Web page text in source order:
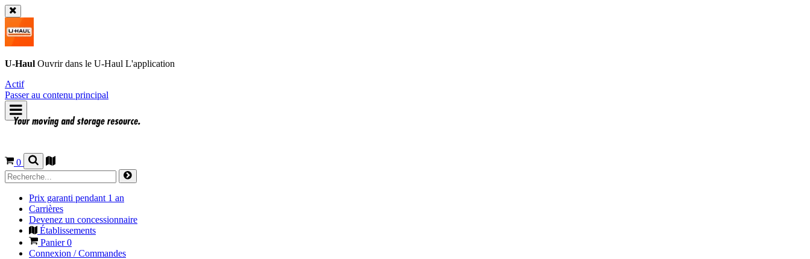
U-Haul Ouvrir dans le U-Haul L'application
Actif
Passer au contenu principal
0
Prix garanti pendant 1 an
Carrières
Devenez un concessionnaire
Établissements
Panier0
Connexion / Commandes